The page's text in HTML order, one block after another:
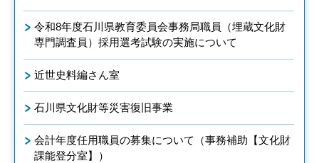
令和8年度石川県教育委員会事務局職員（埋蔵文化財
専門調査員）採用選考試験の実施について
近世史料編さん室
石川県文化財等災害復旧事業
会計年度任用職員の募集について（事務補助【文化財
課能登分室】）